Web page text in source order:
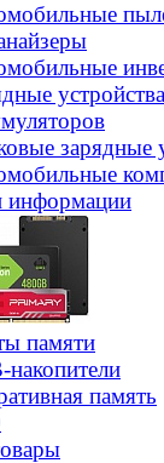
зарядные
информации
памяти
накопители
память